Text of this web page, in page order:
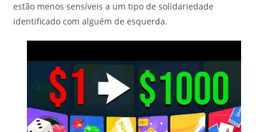
estão menos sensíveis a um tipo de solidariedade
identificado com alguém de esquerda.